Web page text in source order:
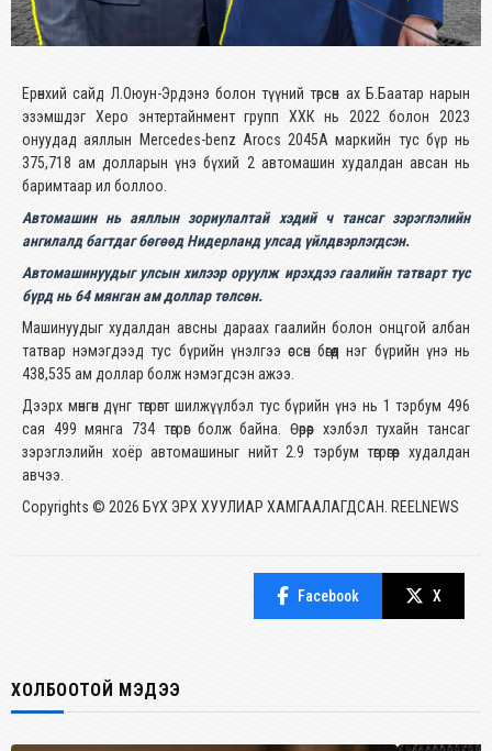
Ерөнхий сайд Л.Оюун-Эрдэнэ болон түүний төрсөн ах Б.Баатар нарын
эзэмшдэг Херо энтертайнмент групп ХХК нь 2022 болон 2023
онуудад аяллын Mercedes-benz Arocs 2045A маркийн тус бүр нь
375,718 ам долларын үнэ бүхий 2 автомашин худалдан авсан нь
баримтаар ил боллоо.
Автомашин нь аяллын зориулалтай хэдий ч тансаг зэрэглэлийн
ангилалд багтдаг бөгөөд Нидерланд улсад үйлдвэрлэгдсэн.
Автомашинуудыг улсын хилээр оруулж ирэхдээ гаалийн татварт тус
бүрд нь 64 мянган ам доллар төлсөн.
Машинуудыг худалдан авсны дараах гаалийн болон онцгой албан
татвар нэмэгдээд тус бүрийн үнэлгээ өссөн бөгөөд нэг бүрийн үнэ нь
438,535 ам доллар болж нэмэгдсэн ажээ.
Дээрх мөнгөн дүнг төгрөгт шилжүүлбэл тус бүрийн үнэ нь 1 тэрбум 496
сая 499 мянга 734 төгрөг болж байна. Өөрөөр хэлбэл тухайн тансаг
зэрэглэлийн хоёр автомашиныг нийт 2.9 тэрбум төгрөгөөр худалдан
авчээ.
Copyrights © 2026 БҮХ ЭРХ ХУУЛИАР ХАМГААЛАГДСАН. REELNEWS
Facebook X
ХОЛБООТОЙ МЭДЭЭ